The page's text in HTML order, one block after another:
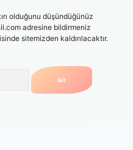
olduğunu düşündüğünüz
adresine bildirmeniz
sitemizden kaldırılacaktır.